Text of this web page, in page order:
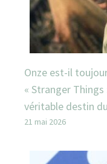
Onze est-il
« Stranger
véritable destin
21 mai 2026